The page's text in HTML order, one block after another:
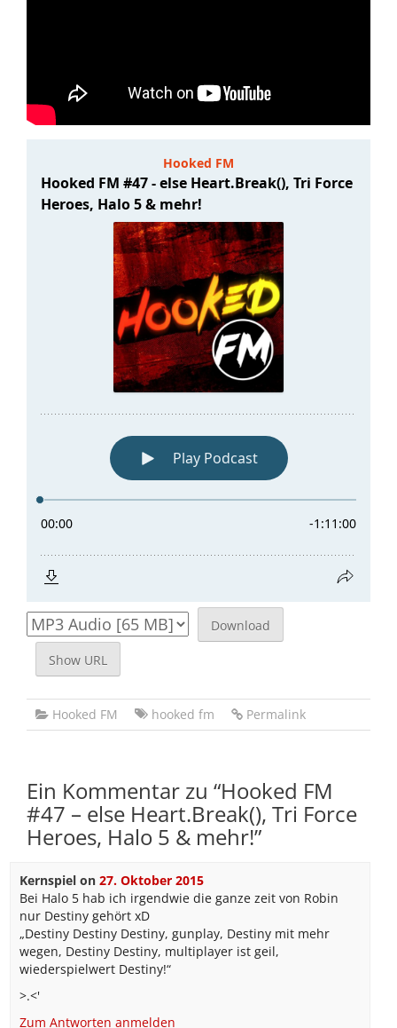
Download
Show URL
Hooked FM hooked fm Permalink
Ein Kommentar zu “Hooked FM
#47 – else Heart.Break(), Tri Force
Heroes, Halo 5 & mehr!”
Kernspielon 27. Oktober 2015
Bei Halo 5 hab ich irgendwie die ganze zeit von Robin
nur Destiny gehört xD
„Destiny Destiny Destiny, gunplay, Destiny mit mehr
wegen, Destiny Destiny, multiplayer ist geil,
wiederspielwert Destiny!“
>.<'
Zum Antworten anmelden